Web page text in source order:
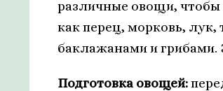
различные овощи, чтобы
как перец, морковь, лук,
баклажанами и грибами.
Подготовка овощей: